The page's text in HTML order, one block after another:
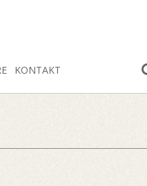
KONTAKT